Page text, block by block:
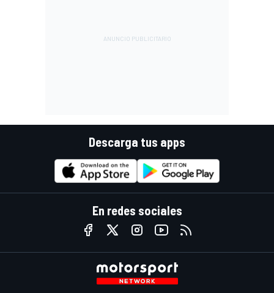
Descarga tus apps
En redes sociales